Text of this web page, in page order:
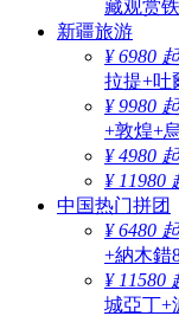
藏观赏
新疆旅游
¥ 6980 起
拉提+吐
¥ 9980 起
+敦煌+
¥ 4980 起
¥ 11980
中国热门拼团
¥ 6480 起
+納木錯
¥ 11580
城亞丁+